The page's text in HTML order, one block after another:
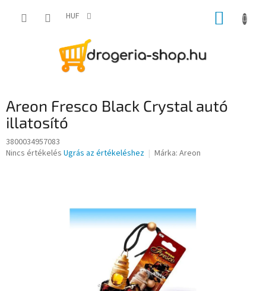
HUF KOSÁR
Areon Fresco Black Crystal autó
illatosító
3800034957083
A
Nincs értékelés Ugrás az értékeléshez Márka: Areon